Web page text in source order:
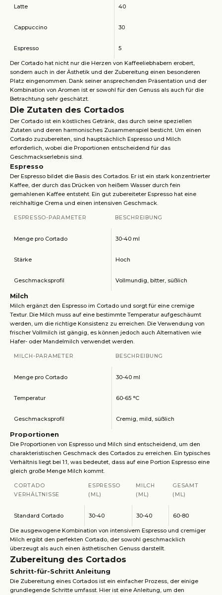
Latte 40
Cappuccino 30
Espresso 5
Der Cortado hat nicht nur die Herzen von Kaffeeliebhabern erobert,
sondern auch in der Ästhetik und der Zubereitung einen besonderen
Platz eingenommen. Dank seiner ansprechenden Präsentation und der
Kombination von Aromen ist er sowohl für den Genuss als auch für die
Betrachtung sehr geschätzt.
Die Zutaten des Cortados
Der Cortado ist ein köstliches Getränk, das durch seine speziellen
Zutaten und deren harmonisches Zusammenspiel besticht. Um einen
Cortado zuzubereiten, sind hauptsächlich Espresso und Milch
erforderlich, wobei die Proportionen entscheidend für das
Geschmackserlebnis sind.
Espresso
Der Espresso bildet die Basis des Cortados. Er ist ein stark konzentrierter
Kaffee, der durch das Drücken von heißem Wasser durch fein
gemahlenen Kaffee entsteht. Ein gut zubereiteter Espresso hat eine
reichhaltige Crema und einen intensiven Geschmack.
ESPRESSO-PARAMETER BESCHREIBUNG
Menge pro Cortado 30-40 ml
Stärke Hoch
Geschmacksprofil Vollmundig, bitter, süßlich
Milch
Milch ergänzt den Espresso im Cortado und sorgt für eine cremige
Textur. Die Milch muss auf eine bestimmte Temperatur aufgeschäumt
werden, um die richtige Konsistenz zu erreichen. Die Verwendung von
frischer Vollmilch ist gängig, es können jedoch auch Alternativen wie
Hafer- oder Mandelmilch verwendet werden.
MILCH-PARAMETER BESCHREIBUNG
Menge pro Cortado 30-40 ml
Temperatur 60-65 °C
Geschmacksprofil Cremig, mild, süßlich
Proportionen
Die Proportionen von Espresso und Milch sind entscheidend, um den
charakteristischen Geschmack des Cortados zu erreichen. Ein typisches
Verhältnis liegt bei 1:1, was bedeutet, dass auf eine Portion Espresso eine
gleich große Menge Milch kommt.
CORTADO
VERHÄLTNISSE
ESPRESSO
(ML)
MILCH
(ML)
GESAMT
(ML)
Standard Cortado 30-40 30-40 60-80
Die ausgewogene Kombination von intensivem Espresso und cremiger
Milch ergibt den perfekten Cortado, der sowohl geschmacklich
überzeugt als auch einen ästhetischen Genuss darstellt.
Zubereitung des Cortados
Schritt-für-Schritt Anleitung
Die Zubereitung eines Cortados ist ein einfacher Prozess, der einige
grundlegende Schritte umfasst. Hier ist eine Anleitung, um den